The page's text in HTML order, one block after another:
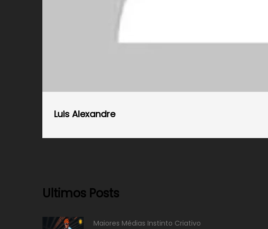
Luis Alexandre
Ultimos Posts
Maiores Médias Instinto Criativo